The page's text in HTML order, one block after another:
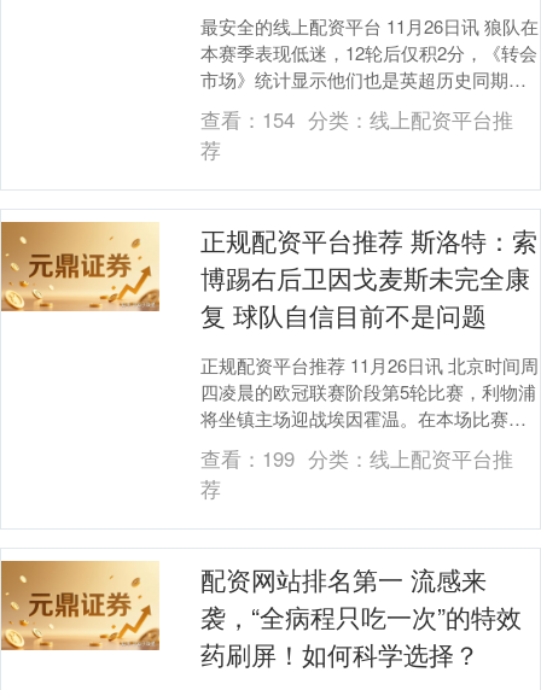
最安全的线上配资平台 11月26日讯 狼队在
本赛季表现低迷，12轮后仅积2分，《转会
市场》统计显示他们也是英超历史同期战
绩倒数第二。 英超历史前12轮最低积分
榜....
查看： 154 分类： 线上配资平台推
荐
正规配资平台推荐 斯洛特：索
博踢右后卫因戈麦斯未完全康
复 球队自信目前不是问题
正规配资平台推荐 11月26日讯 北京时间周
四凌晨的欧冠联赛阶段第5轮比赛，利物浦
将坐镇主场迎战埃因霍温。在本场比赛之
前的新闻发布会上，红军主帅斯洛特谈论
了球队....
查看： 199 分类： 线上配资平台推
荐
配资网站排名第一 流感来
袭，“全病程只吃一次”的特效
药刷屏！如何科学选择？